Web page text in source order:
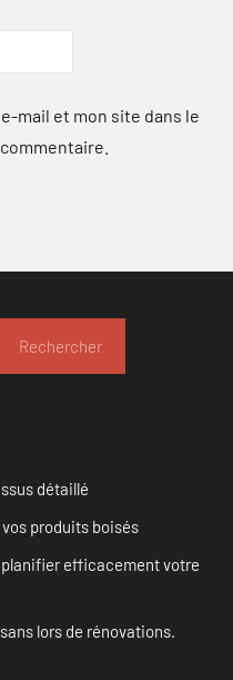
mail et mon site dans le
Rechercher
détaillé
produits boisés
efficacement votre
lors de rénovations.